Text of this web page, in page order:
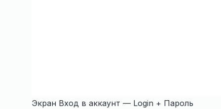
Экран Вход в аккаунт — Login + Пароль